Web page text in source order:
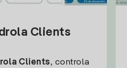
Clients
Clients, controla